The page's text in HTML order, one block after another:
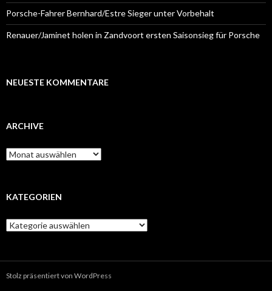
Porsche-Fahrer Bernhard/Estre Sieger unter Vorbehalt
Renauer/Jaminet holen in Zandvoort ersten Saisonsieg für Porsche
NEUESTE KOMMENTARE
ARCHIVE
A
r
i
e
KATEGORIEN
K
a
o
Stolz präsentiert von WordPress